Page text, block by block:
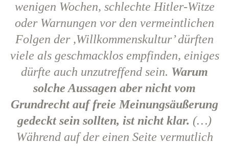
wenigen Wochen, schlechte Hitler-Witze
oder Warnungen vor den vermeintlichen
Folgen der ,Willkommenskultur’ dürften
viele als geschmacklos empfinden, einiges
dürfte auch unzutreffend sein. Warum
solche Aussagen aber nicht vom
Grundrecht auf freie Meinungsäußerung
gedeckt sein sollten, ist nicht klar. (…)
Während auf der einen Seite vermutlich